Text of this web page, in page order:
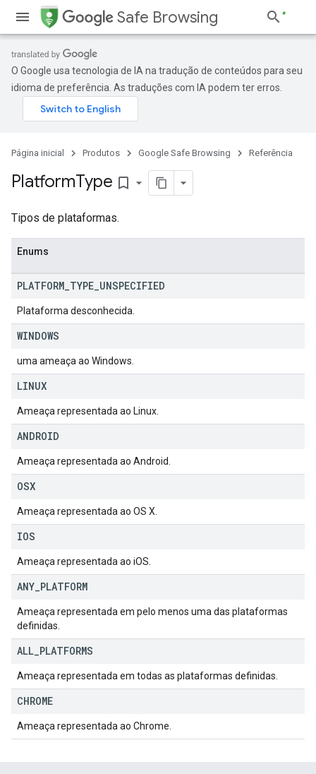
Safe Browsing
O Google usa tecnologia de IA na tradução de conteúdos para seu
idioma de preferência. As traduções com IA podem ter erros.
Página inicial Produtos Google Safe Browsing Referência
PlatformType bookmark_border
Tipos de plataformas.
Enums
PLATFORM TYPE UNSPECIFIED
Plataforma desconhecida.
WINDOWS
uma ameaça ao Windows.
LINUX
Ameaça representada ao Linux.
ANDROID
Ameaça representada ao Android.
OSX
Ameaça representada ao OS X.
IOS
Ameaça representada ao iOS.
ANY PLATFORM
Ameaça representada em pelo menos uma das plataformas
definidas.
ALL PLATFORMS
Ameaça representada em todas as plataformas definidas.
CHROME
Ameaça representada ao Chrome.